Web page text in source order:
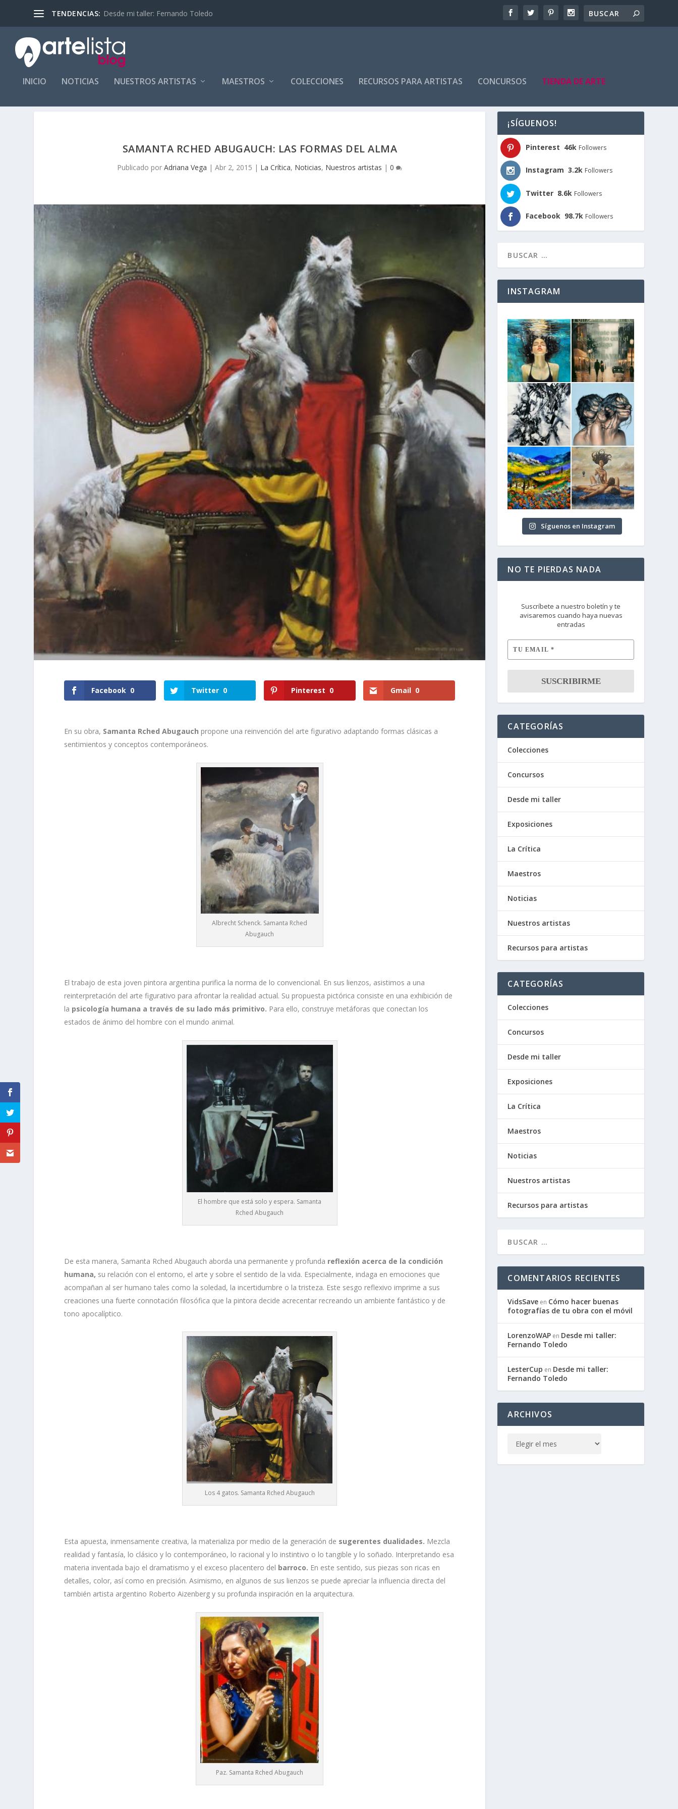
TENDENCIAS: Desde mi taller: Fernando Toledo
INICIO NOTICIAS NUESTROS ARTISTAS MAESTROS COLECCIONES RECURSOS PARA ARTISTAS CONCURSOS TIENDA DE ARTE
SAMANTA RCHED ABUGAUCH: LAS FORMAS DEL ALMA
Publicado porAdriana Vega |Abr 2, 2015 | La Crítica, Noticias, Nuestros artistas |0
Facebook 0 Twitter 0 Pinterest 0 Gmail 0
En su obra, Samanta Rched Abugauch propone una reinvención del arte figurativo adaptando formas clásicas a
sentimientos y conceptos contemporáneos.
Albrecht Schenck. Samanta Rched
Abugauch
El trabajo de esta joven pintora argentina purifica la norma de lo convencional. En sus lienzos, asistimos a una
reinterpretación del arte figurativo para afrontar la realidad actual. Su propuesta pictórica consiste en una exhibición de
la psicología humana a través de su lado más primitivo. Para ello, construye metáforas que conectan los
estados de ánimo del hombre con el mundo animal.
El hombre que está solo y espera. Samanta
Rched Abugauch
De esta manera, Samanta Rched Abugauch aborda una permanente y profunda reflexión acerca de la condición
humana, su relación con el entorno, el arte y sobre el sentido de la vida. Especialmente, indaga en emociones que
acompañan al ser humano tales como la soledad, la incertidumbre o la tristeza. Este sesgo reflexivo imprime a sus
creaciones una fuerte connotación filosófica que la pintora decide acrecentar recreando un ambiente fantástico y de
tono apocalíptico.
Los 4 gatos. Samanta Rched Abugauch
Esta apuesta, inmensamente creativa, la materializa por medio de la generación de sugerentes dualidades. Mezcla
realidad y fantasía, lo clásico y lo contemporáneo, lo racional y lo instintivo o lo tangible y lo soñado. Interpretando esa
materia inventada bajo el dramatismo y el exceso placentero del barroco. En este sentido, sus piezas son ricas en
detalles, color, así como en precisión. Asimismo, en algunos de sus lienzos se puede apreciar la influencia directa del
también artista argentino Roberto Aizenberg y su profunda inspiración en la arquitectura.
Paz. Samanta Rched Abugauch
¡SÍGUENOS!
Pinterest 46k Followers
Instagram 3.2k Followers
Twitter 8.6k Followers
Facebook 98.7k Followers
INSTAGRAM
Síguenos en Instagram
NO TE PIERDAS NADA
Suscríbete a nuestro boletín y te
avisaremos cuando haya nuevas
entradas
CATEGORÍAS
Colecciones
Concursos
Desde mi taller
Exposiciones
La Crítica
Maestros
Noticias
Nuestros artistas
Recursos para artistas
CATEGORÍAS
Colecciones
Concursos
Desde mi taller
Exposiciones
La Crítica
Maestros
Noticias
Nuestros artistas
Recursos para artistas
COMENTARIOS RECIENTES
VidsSave en Cómo hacer buenas
fotografías de tu obra con el móvil
LorenzoWAP en Desde mi taller:
Fernando Toledo
LesterCup en Desde mi taller:
Fernando Toledo
ARCHIVOS